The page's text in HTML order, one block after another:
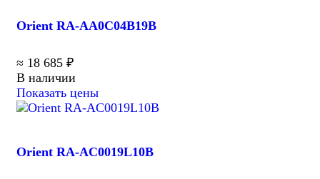
Orient RA-AA0C04B19B
≈ 18 685 ₽
В наличии
Показать цены
Orient RA-AC0019L10B